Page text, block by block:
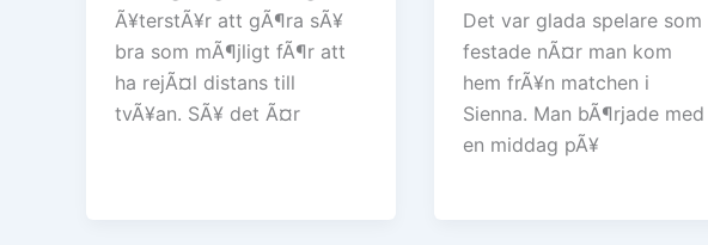
Ã¥terstÃ¥r att gÃ¶ra sÃ¥
bra som mÃ¶jligt fÃ¶r att
ha rejÃ¤l distans till
tvÃ¥an. SÃ¥ det Ã¤r
Det var glada spelare som
festade nÃ¤r man kom
hem frÃ¥n matchen i
Sienna. Man bÃ¶rjade med
en middag pÃ¥